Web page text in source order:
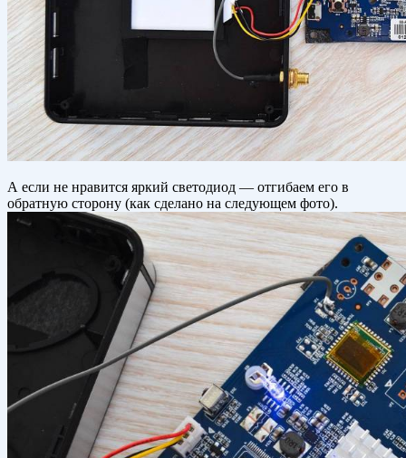
А если не нравится яркий светодиод — отгибаем его в
обратную сторону (как сделано на следующем фото).